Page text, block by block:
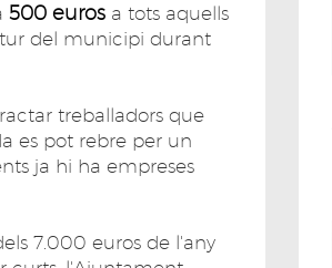
500 euros a tots aquells
del municipi durant
treballadors que
es pot rebre per un
ja hi ha empreses
7.000 euros de l'any